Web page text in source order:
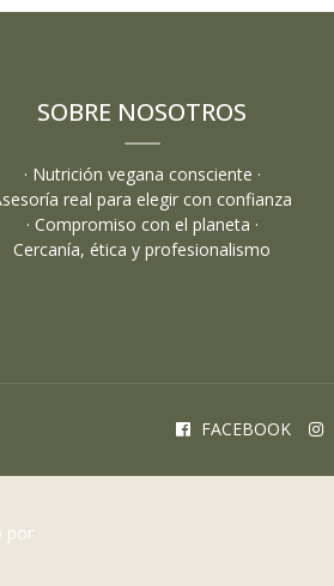
SOBRE NOSOTROS
· Nutrición vegana consciente ·
real para elegir con confianza
· Compromiso con el planeta ·
Cercanía, ética y profesionalismo
FACEBOOK
por